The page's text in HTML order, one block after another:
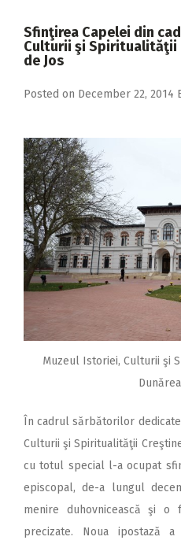
2017
2016
2015
2013
2012
2011
2010
2009
Sfinţirea Capelei din
Culturii şi Spiritualităţii
de Jos
Posted on December 22, 2014
Muzeul Istoriei, Culturii şi
În cadrul sărbătorilor
Culturii şi Spiritualităţii
cu totul special l-a ocupat
episcopal, de-a lungul
menire duhovnicească şi o
precizate. Noua ipostază